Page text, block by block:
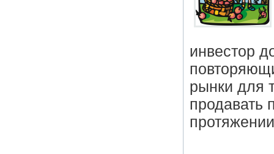
инвестор
рынки для
продавать